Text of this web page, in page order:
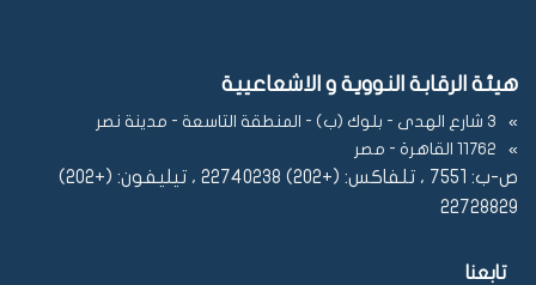
هيئة الرقابة النووية و الاشعاعيية
3 شارع الهدى - بلوك (ب) - المنطقة التاسعة - مدينة نصر
11762 القاهرة - مصر
ص-ب: 7551 ، تلفاكس: (+202) 22740238 ، تيليفون: (+202)
22728829
تابعنا